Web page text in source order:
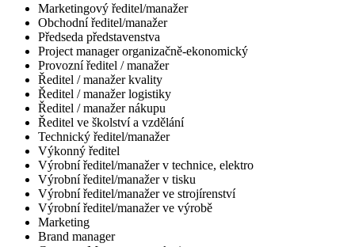
Marketingový ředitel/manažer
Obchodní ředitel/manažer
Předseda představenstva
Project manager organizačně-ekonomický
Provozní ředitel / manažer
Ředitel / manažer kvality
Ředitel / manažer logistiky
Ředitel / manažer nákupu
Ředitel ve školství a vzdělání
Technický ředitel/manažer
Výkonný ředitel
Výrobní ředitel/manažer v technice, elektro
Výrobní ředitel/manažer v tisku
Výrobní ředitel/manažer ve strojírenství
Výrobní ředitel/manažer ve výrobě
Marketing
Brand manager